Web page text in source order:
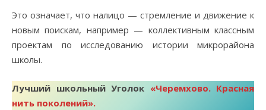
Это означает, что налицо — стремление и движение к
новым поискам, например — коллективным классным
проектам по исследованию истории микрорайона
школы.
Лучший школьный Уголок «Черемхово. Красная
нить поколений».